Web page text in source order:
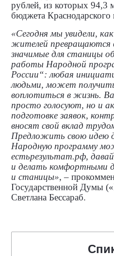
рублей, из которых 94,3
бюджета Краснодарского
«Сегодня мы увидели,
жителей превращаются
значимые для станицы
работы Народной
России“: любая
людьми, может
воплотиться в жизнь.
просто голосуют, но и
подготовке заявок,
вносят свой вклад
Предложить свою идею
Народную программу
естьрезультат.рф,
и делать комфортными
и станицы», –
Государственной Думы
Светлана Бессараб.